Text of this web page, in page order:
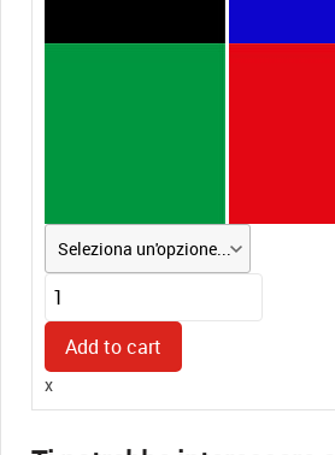
per
Shiny
532
32
Add to cart
x